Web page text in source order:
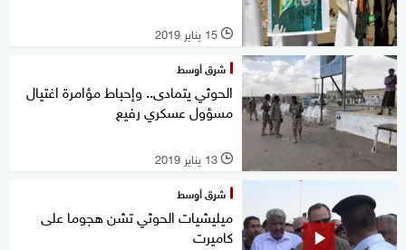
l 15 يناير 2019
شرق أوسط
الحوثي يتمادى.. وإحباط مؤامرة اغتيال
مسؤول عسكري رفيع
l 13 يناير 2019
شرق أوسط
ميليشيات الحوثي تشن هجوما على
كاميرت